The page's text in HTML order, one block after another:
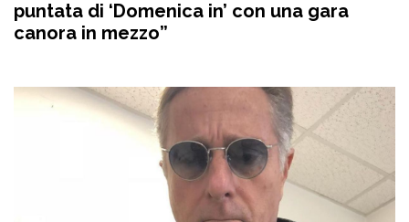
puntata di ‘Domenica in’ con una gara
canora in mezzo”